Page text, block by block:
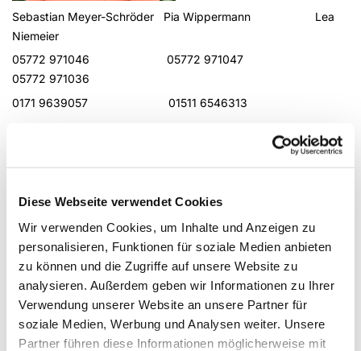
Diese Webseite verwendet Cookies
Wir verwenden Cookies, um Inhalte und Anzeigen zu
personalisieren, Funktionen für soziale Medien anbieten
zu können und die Zugriffe auf unsere Website zu
analysieren. Außerdem geben wir Informationen zu Ihrer
Verwendung unserer Website an unsere Partner für
soziale Medien, Werbung und Analysen weiter. Unsere
Partner führen diese Informationen möglicherweise mit
Sebastian Meyer-Schröder Pia Wippermann Lea
Niemeier
05772 971046 05772 971047
05772 971036
0171 9639057 01511 6546313